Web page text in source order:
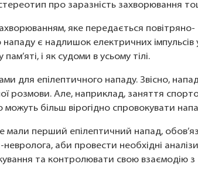
про заразність захворювання
яке передається повітряно-
є надлишок електричних імпульсів
і як судоми в усьому тілі.
для епілептичного нападу. Звісно,
розмови. Але, наприклад, заняття
можуть більш вірогідно спровокувати
перший епілептичний напад,
невролога, аби провести необхідні
та контролювати свою взаємодію з